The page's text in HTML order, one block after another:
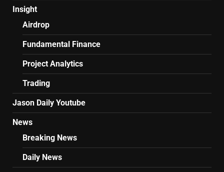
Insight
Airdrop
Fundamental Finance
Project Analytics
Trading
Jason Daily Youtube
News
Breaking News
Daily News